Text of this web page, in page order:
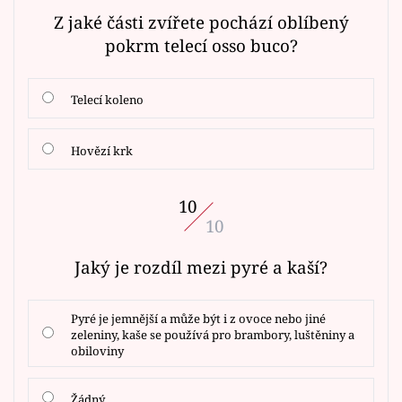
Z jaké části zvířete pochází oblíbený
pokrm telecí osso buco?
Telecí koleno
Hovězí krk
10
10
Jaký je rozdíl mezi pyré a kaší?
Pyré je jemnější a může být i z ovoce nebo jiné
zeleniny, kaše se používá pro brambory, luštěniny a
obiloviny